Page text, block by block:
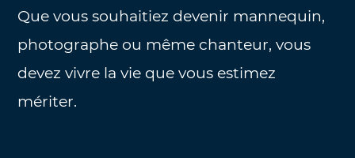
Que vous souhaitiez devenir mannequin,
photographe ou même chanteur, vous
devez vivre la vie que vous estimez
mériter.